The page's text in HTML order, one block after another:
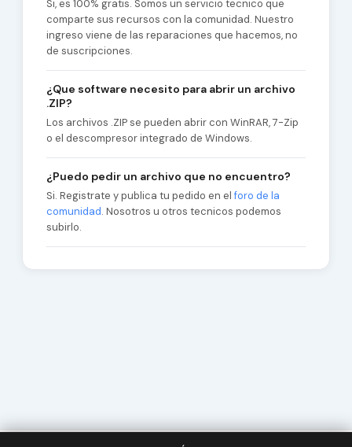
Si, es 100% gratis. Somos un servicio tecnico que
comparte sus recursos con la comunidad. Nuestro
ingreso viene de las reparaciones que hacemos, no
de suscripciones.
¿Que software necesito para abrir un archivo
.ZIP?
Los archivos .ZIP se pueden abrir con WinRAR, 7-Zip
o el descompresor integrado de Windows.
¿Puedo pedir un archivo que no encuentro?
Si. Registrate y publica tu pedido en elforo de la
comunidad. Nosotros u otros tecnicos podemos
subirlo.